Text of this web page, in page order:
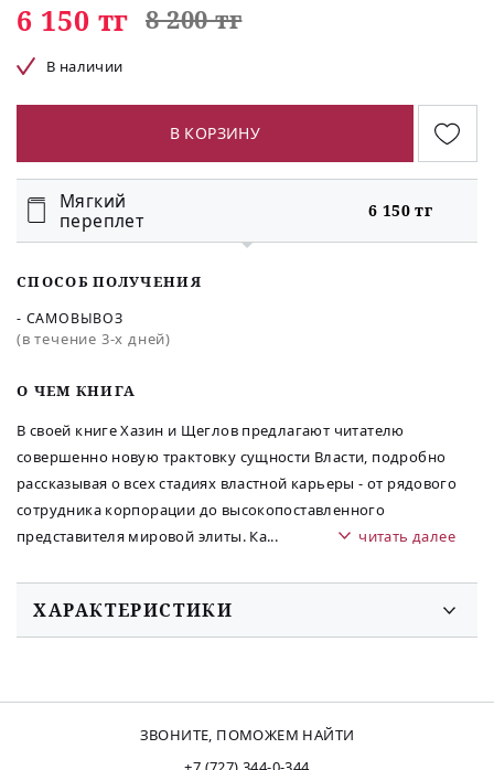
O ЧЕМ КНИГА
В своей книге Хазин и Щеглов предлагают читателю
совершенно новую трактовку сущности Власти, подробно
рассказывая о всех стадиях властной карьеры - от рядового
сотрудника корпорации до высокопоставленного
представителя мировой элиты. Ка... читать далее
6 150 тг 8 200 тг
В наличии
В КОРЗИНУ
Мягкий
переплет
6 150 тг
СПОСОБ ПОЛУЧЕНИЯ
- САМОВЫВОЗ
(в течение 3-х дней)
ХАРАКТЕРИСТИКИ
ЗВОНИТЕ, ПОМОЖЕМ НАЙТИ